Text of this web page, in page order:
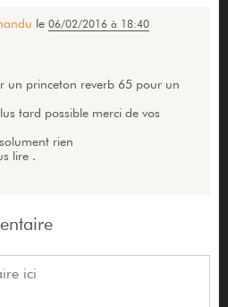
le 06/02/2016 à 18:40
un princeton reverb 65 pour un
tard possible merci de vos
rien
lire .